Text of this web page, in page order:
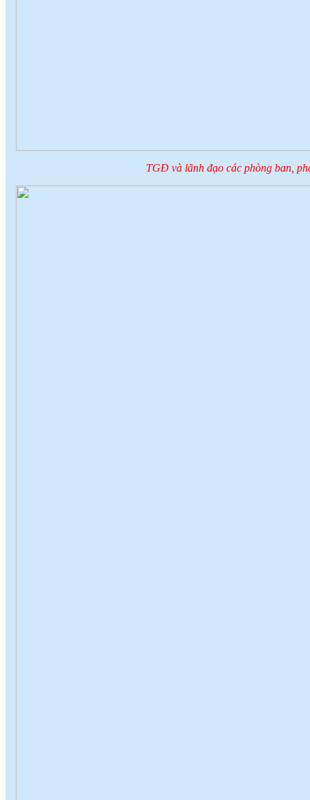
TGĐ và lãnh đạo các phòng ban,